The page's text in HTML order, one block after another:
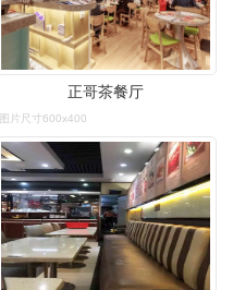
正哥茶餐厅
图片尺寸600x400